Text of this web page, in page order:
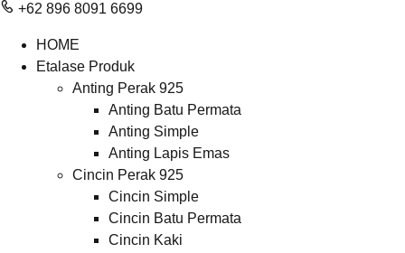
+62 896 8091 6699
HOME
Etalase Produk
Anting Perak 925
Anting Batu Permata
Anting Simple
Anting Lapis Emas
Cincin Perak 925
Cincin Simple
Cincin Batu Permata
Cincin Kaki